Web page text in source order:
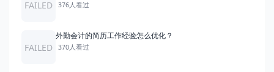
FAILED 376人看过
FAILED
外勤会计的简历工作经验怎么优化？
370人看过